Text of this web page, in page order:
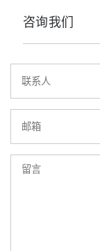
咨询我们